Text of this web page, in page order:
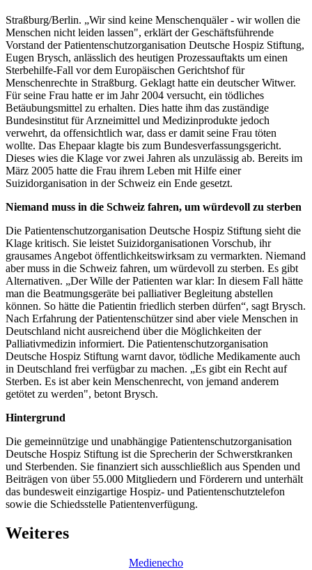
Straßburg/Berlin. „Wir sind keine Menschenquäler - wir wollen die
Menschen nicht leiden lassen", erklärt der Geschäftsführende
Vorstand der Patientenschutzorganisation Deutsche Hospiz Stiftung,
Eugen Brysch, anlässlich des heutigen Prozessauftakts um einen
Sterbehilfe-Fall vor dem Europäischen Gerichtshof für
Menschenrechte in Straßburg. Geklagt hatte ein deutscher Witwer.
Für seine Frau hatte er im Jahr 2004 versucht, ein tödliches
Betäubungsmittel zu erhalten. Dies hatte ihm das zuständige
Bundesinstitut für Arzneimittel und Medizinprodukte jedoch
verwehrt, da offensichtlich war, dass er damit seine Frau töten
wollte. Das Ehepaar klagte bis zum Bundesverfassungsgericht.
Dieses wies die Klage vor zwei Jahren als unzulässig ab. Bereits im
März 2005 hatte die Frau ihrem Leben mit Hilfe einer
Suizidorganisation in der Schweiz ein Ende gesetzt.
Niemand muss in die Schweiz fahren, um würdevoll zu sterben
Die Patientenschutzorganisation Deutsche Hospiz Stiftung sieht die
Klage kritisch. Sie leistet Suizidorganisationen Vorschub, ihr
grausames Angebot öffentlichkeitswirksam zu vermarkten. Niemand
aber muss in die Schweiz fahren, um würdevoll zu sterben. Es gibt
Alternativen. „Der Wille der Patienten war klar: In diesem Fall hätte
man die Beatmungsgeräte bei palliativer Begleitung abstellen
können. So hätte die Patientin friedlich sterben dürfen“, sagt Brysch.
Nach Erfahrung der Patientenschützer sind aber viele Menschen in
Deutschland nicht ausreichend über die Möglichkeiten der
Palliativmedizin informiert. Die Patientenschutzorganisation
Deutsche Hospiz Stiftung warnt davor, tödliche Medikamente auch
in Deutschland frei verfügbar zu machen. „Es gibt ein Recht auf
Sterben. Es ist aber kein Menschenrecht, von jemand anderem
getötet zu werden", betont Brysch.
Hintergrund
Die gemeinnützige und unabhängige Patientenschutzorganisation
Deutsche Hospiz Stiftung ist die Sprecherin der Schwerstkranken
und Sterbenden. Sie finanziert sich ausschließlich aus Spenden und
Beiträgen von über 55.000 Mitgliedern und Förderern und unterhält
das bundesweit einzigartige Hospiz- und Patientenschutztelefon
sowie die Schiedsstelle Patientenverfügung.
Weiteres
Medienecho